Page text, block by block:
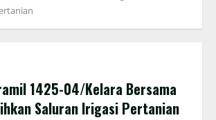
1425-04/Kelara Bersama
Saluran Irigasi Pertanian